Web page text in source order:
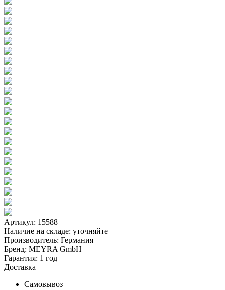
Артикул: 15588
Наличие на складе: уточняйте
Производитель: Германия
Бренд: MEYRA GmbH
Гарантия: 1 год
Доставка
Самовывоз